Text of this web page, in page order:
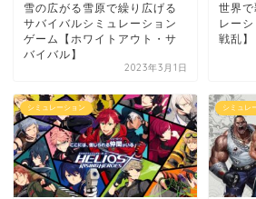
雪の広がる雪原で繰り広げる
サバイバルシミュレーション
ゲーム【ホワイトアウト・サ
バイバル】
2023年3月1日
世界で
レー
戦乱】
シミュレーション シミュレ